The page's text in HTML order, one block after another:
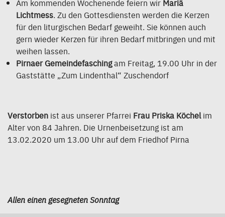
Am kommenden Wochenende feiern wir Mariä
Lichtmess. Zu den Gottesdiensten werden die Kerzen
für den liturgischen Bedarf geweiht. Sie können auch
gern wieder Kerzen für ihren Bedarf mitbringen und mit
weihen lassen.
Pirnaer Gemeindefaschingam Freitag, 19.00 Uhr in der
Gaststätte „Zum Lindenthal“ Zuschendorf
Verstorben ist aus unserer Pfarrei Frau Priska Köchelim
Alter von 84 Jahren. Die Urnenbeisetzung ist am
13.02.2020 um 13.00 Uhr auf dem Friedhof Pirna
Allen einen gesegneten Sonntag